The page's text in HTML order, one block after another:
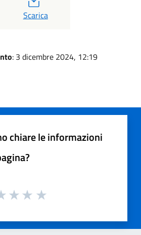
Scarica
: 3 dicembre 2024, 12:19
chiare le informazioni